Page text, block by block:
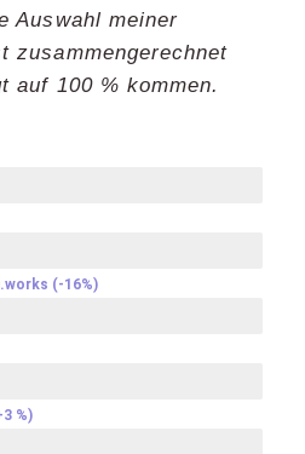
Auswahl meiner
zusammengerechnet
auf 100 % kommen.
(-16%)
%)​